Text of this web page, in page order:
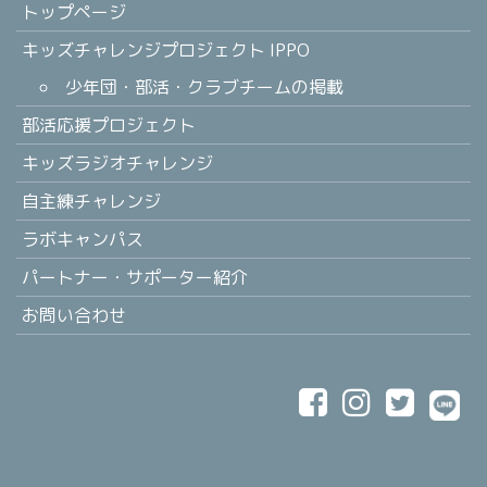
トップページ
キッズチャレンジプロジェクト IPPO
少年団・部活・クラブチームの掲載
部活応援プロジェクト
キッズラジオチャレンジ
自主練チャレンジ
ラボキャンパス
パートナー・サポーター紹介
お問い合わせ